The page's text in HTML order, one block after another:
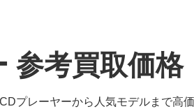
参考買取価格
プレーヤーから人気モデルまで高価